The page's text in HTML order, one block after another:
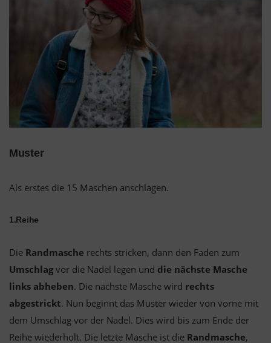
Muster
Als erstes die 15 Maschen anschlagen.
1.Reihe
Die Randmasche rechts stricken, dann den Faden zum
Umschlag vor die Nadel legen und die nächste Masche
links abheben. Die nächste Masche wird rechts
abgestrickt. Nun beginnt das Muster wieder von vorne mit
dem Umschlag vor der Nadel. Dies wird bis zum Ende der
Reihe wiederholt. Die letzte Masche ist die Randmasche,